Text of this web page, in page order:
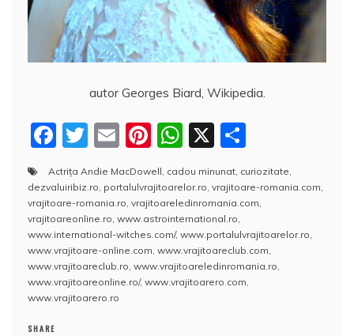
autor Georges Biard, Wikipedia.
F
a
c
e
b
o
o
k
T
w
itt
er
E
m
ai
l
Pi
nt
er
e
st
W
h
at
s
A
p
p
X
a
rt
aj
e
a
z
Actriţa Andie MacDowell, cadou minunat, curiozitate,
dezvaluiribiz.ro, portalulvrajitoarelor.ro, vrajitoare-romania.com,
vrajitoare-romania.ro, vrajitoareledinromania.com,
vrajitoareonline.ro, www.astrointernational.ro,
www.international-witches.com/, www.portalulvrajitoarelor.ro,
www.vrajitoare-online.com, www.vrajitoareclub.com,
www.vrajitoareclub.ro, www.vrajitoareledinromania.ro,
www.vrajitoareonline.ro/, www.vrajitoarero.com,
www.vrajitoarero.ro
SHARE